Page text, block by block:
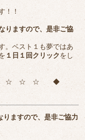
！！
りますので、是非ご協
。ベスト１も夢ではあ
１日１回クリックをし
☆ ☆ ☆ ◆
りますので、是非ご協力
◆